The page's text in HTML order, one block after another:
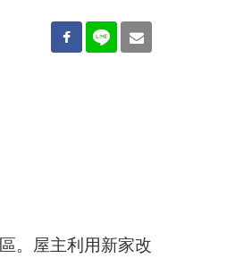
5
。屋主利用新家改